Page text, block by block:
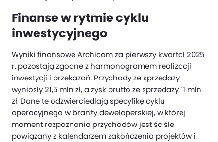
Finanse w rytmie cyklu
inwestycyjnego
Wyniki finansowe Archicom za pierwszy kwartał 2025
r. pozostają zgodne z harmonogramem realizacji
inwestycji i przekazań. Przychody ze sprzedaży
wyniosły 21,5 mln zł, a zysk brutto ze sprzedaży 11 mln
zł. Dane te odzwierciedlają specyfikę cyklu
operacyjnego w branży deweloperskiej, w której
moment rozpoznania przychodów jest ściśle
powiązany z kalendarzem zakończenia projektów i